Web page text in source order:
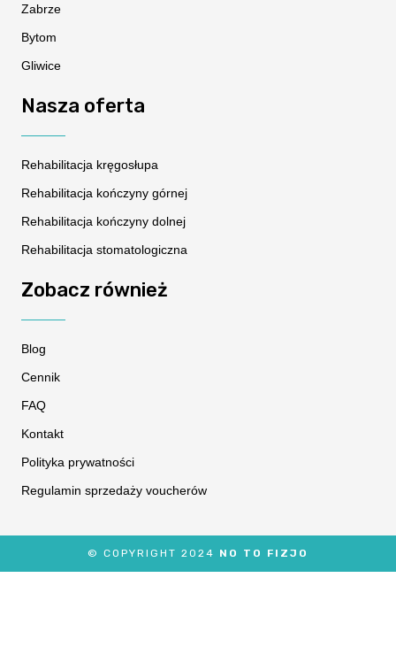
Zabrze
Bytom
Gliwice
Nasza oferta
Rehabilitacja kręgosłupa
Rehabilitacja kończyny górnej
Rehabilitacja kończyny dolnej
Rehabilitacja stomatologiczna
Zobacz również
Blog
Cennik
FAQ
Kontakt
Polityka prywatności
Regulamin sprzedaży voucherów
© COPYRIGHT 2024 NO TO FIZJO